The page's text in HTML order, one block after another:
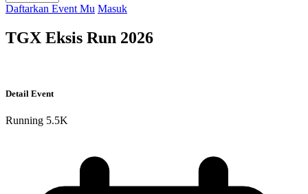
Daftarkan Event Mu Masuk
TGX Eksis Run 2026
Detail Event
Running 5.5K